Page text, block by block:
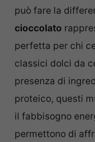
può fare la
cioccolato
perfetta per chi
classici dolci da
presenza di
proteico, questi
il fabbisogno
permettono di